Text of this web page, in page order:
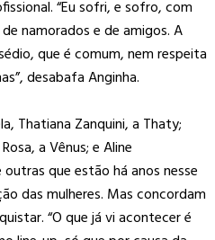
“Eu sofri, e sofro, com
namorados e de amigos. A
que é comum, nem respeita
desabafa Anginha.
Thatiana Zanquini, a Thaty;
a Vênus; e Aline
que estão há anos nesse
das mulheres. Mas concordam
“O que já vi acontecer é